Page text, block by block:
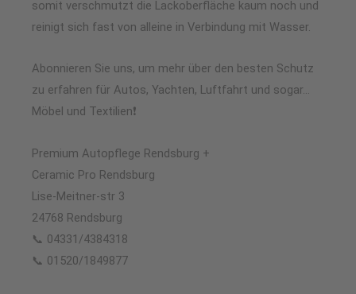
somit verschmutzt die Lackoberfläche kaum noch und
reinigt sich fast von alleine in Verbindung mit Wasser.
Abonnieren Sie uns, um mehr über den besten Schutz
zu erfahren für Autos, Yachten, Luftfahrt und sogar…
Möbel und Textilien❗
Premium Autopflege Rendsburg +
Ceramic Pro Rendsburg
Lise-Meitner-str 3
24768 Rendsburg
📞 04331/4384318
📞 01520/1849877